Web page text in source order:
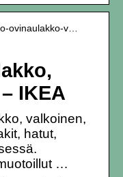
ovinaulakko-v…
IKEA
valkoinen,
hatut,
…